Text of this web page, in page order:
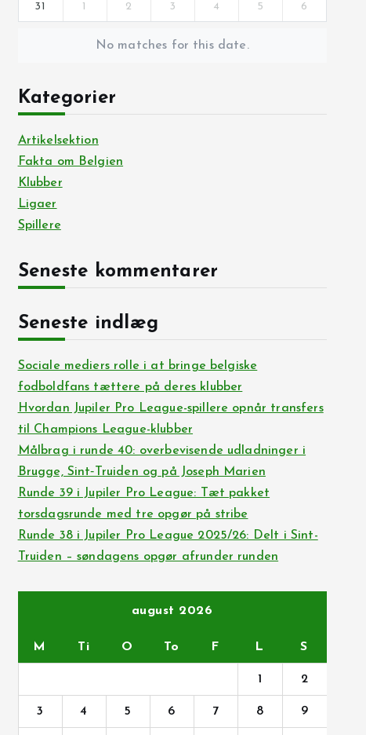
31 1 2 3 4 5 6
No matches for this date.
Kategorier
Artikelsektion
Fakta om Belgien
Klubber
Ligaer
Spillere
Seneste kommentarer
Seneste indlæg
Sociale mediers rolle i at bringe belgiske
fodboldfans tættere på deres klubber
Hvordan Jupiler Pro League-spillere opnår transfers
til Champions League-klubber
Målbrag i runde 40: overbevisende udladninger i
Brugge, Sint‑Truiden og på Joseph Marien
Runde 39 i Jupiler Pro League: Tæt pakket
torsdagsrunde med tre opgør på stribe
Runde 38 i Jupiler Pro League 2025/26: Delt i Sint-
Truiden – søndagens opgør afrunder runden
august 2026
M Ti O To F L S
1 2
3 4 5 6 7 8 9